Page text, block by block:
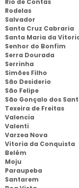
Rio de Contas
Rodelas
Salvador
Santa Cruz Cabraria
Santa Maria da
Senhor do Bonfim
Serra Dourada
Serrinha
Simões Filho
São Desiderio
São Felipe
São Gonçalo dos
Texeira de Freitas
Valencia
Valenti
Varzea Nova
Vitoria da Conquista
Belém
Moju
Paraupeba
Santarem